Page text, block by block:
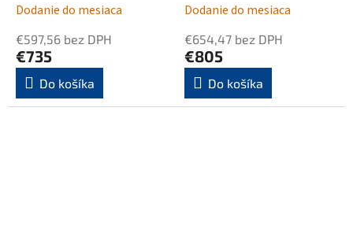
Dodanie do mesiaca
€597,56 bez DPH
€735
Do košíka
Dodanie do mesiaca
€654,47 bez DPH
€805
Do košíka